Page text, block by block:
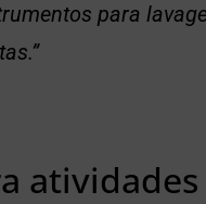
para